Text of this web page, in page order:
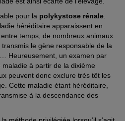
pour la polykystose rénale
héréditaire apparaissent en
temps, de nombreux animaux
le gène responsable de la
Heureusement, un examen par
à partir de la dixième
peuvent donc exclure très tôt les
Cette maladie étant héréditaire,
à la descendance des